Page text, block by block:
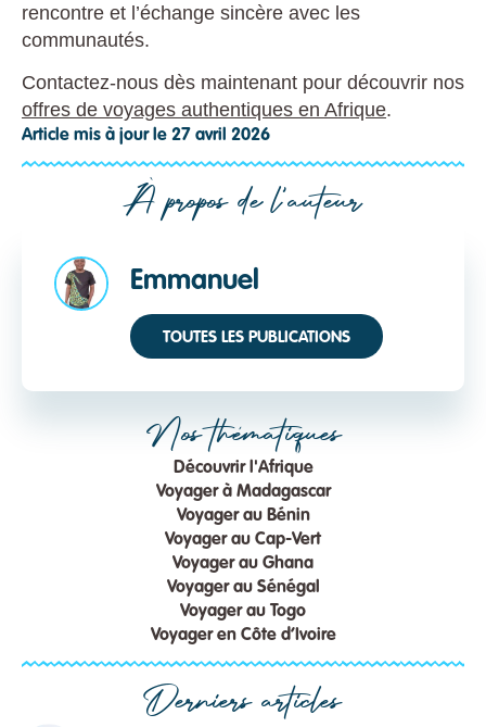
rencontre et l’échange sincère avec les
communautés.
Contactez-nous dès maintenant pour découvrir nos
offres de voyages authentiques en Afrique.
Article mis à jour le 27 avril 2026
À propos de l'auteur
Emmanuel
TOUTES LES PUBLICATIONS
Nos thématiques
Découvrir l'Afrique
Voyager à Madagascar
Voyager au Bénin
Voyager au Cap-Vert
Voyager au Ghana
Voyager au Sénégal
Voyager au Togo
Voyager en Côte d’Ivoire
Derniers articles